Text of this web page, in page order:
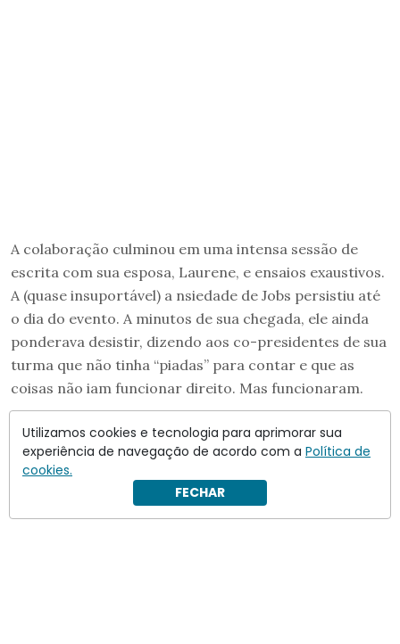
A colaboração culminou em uma intensa sessão de
escrita com sua esposa, Laurene, e ensaios exaustivos.
A (quase insuportável) a nsiedade de Jobs persistiu até
o dia do evento. A minutos de sua chegada, ele ainda
ponderava desistir, dizendo aos co-presidentes de sua
turma que não tinha “piadas” para contar e que as
coisas não iam funcionar direito. Mas funcionaram.
Utilizamos cookies e tecnologia para aprimorar sua
experiência de navegação de acordo com a Política de
cookies.
FECHAR